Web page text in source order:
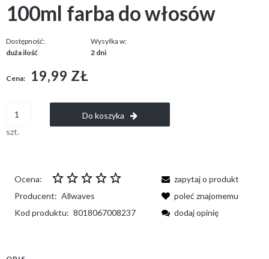
100ml farba do włosów
Dostępność:
duża ilość
Wysyłka w:
2 dni
Cena: 19,99 ZŁ
szt.
Do koszyka
Ocena:
Producent: Allwaves
Kod produktu: 8018067008237
zapytaj o produkt
poleć znajomemu
dodaj opinię